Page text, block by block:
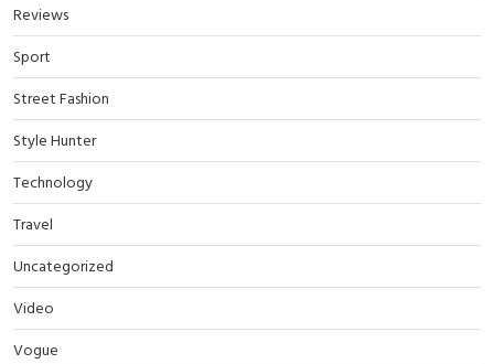
Reviews
Sport
Street Fashion
Style Hunter
Technology
Travel
Uncategorized
Video
Vogue